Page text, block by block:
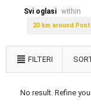
Svi oglasi within
20 km around
FILTERI
No result. Refine